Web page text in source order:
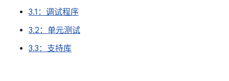
3.1：调试程序
3.2：单元测试
3.3：支持库